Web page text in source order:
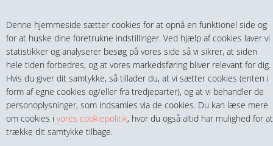
Denne hjemmeside sætter cookies for at opnå en funktionel side og
for at huske dine foretrukne indstillinger. Ved hjælp af cookies laver vi
statistikker og analyserer besøg på vores side så vi sikrer, at siden
hele tiden forbedres, og at vores markedsføring bliver relevant for dig.
Hvis du giver dit samtykke, så tillader du, at vi sætter cookies (enten i
form af egne cookies og/eller fra tredjeparter), og at vi behandler de
personoplysninger, som indsamles via de cookies. Du kan læse mere
om cookies i vores cookiepolitik, hvor du også altid har mulighed for at
trække dit samtykke tilbage.
Teltech.dk 0 vare(r) i kurven
0,00 DKK
MENU